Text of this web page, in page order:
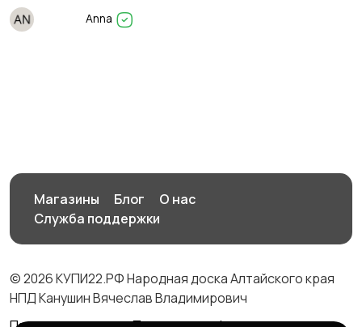
Anna
Магазины Блог
О нас
Служба поддержки
© 2026 КУПИ22.РФ Народная доска Алтайского края
НПД Канушин Вячеслав Владимирович